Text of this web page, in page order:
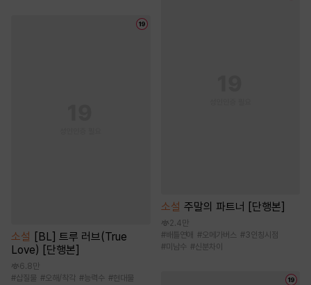
소설 [BL] 트루 러브(True
Love) [단행본]
6.8만
#삽질물 #오해/착각 #능력수 #현대물
소설 주말의 파트너 [단행본]
2.4만
#배틀연애 #오메가버스 #3인칭시점
#미남수 #신분차이